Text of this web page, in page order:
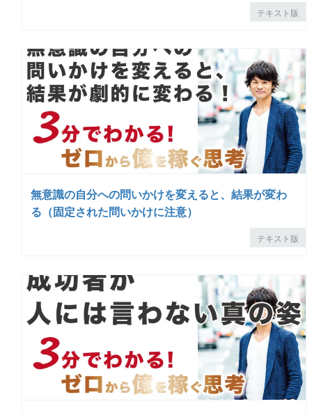
テキスト版
無意識の自分への問いかけを変えると、結果が変わ
る（固定された問いかけに注意）
テキスト版